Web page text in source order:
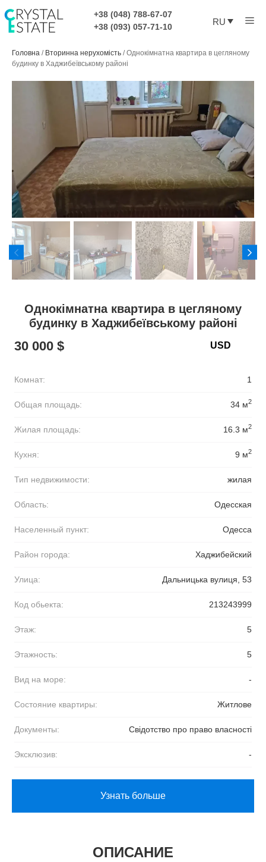
содержимому
+38 (048) 788-67-07
+38 (093) 057-71-10
RU
Головна / Вторинна нерухомість /Однокімнатна квартира в цегляному
будинку в Хаджибеївському районі
Однокімнатна квартира в цегляному
будинку в Хаджибеївському районі
30 000 $
Комнат: 1
Общая площадь: 34 м2
Жилая площадь: 16.3 м2
Кухня: 9 м2
Тип недвижимости: жилая
Область: Одесская
Населенный пункт: Одесса
Район города: Хаджибейский
Улица: Дальницька вулиця, 53
Код обьекта: 213243999
Этаж: 5
Этажность: 5
Вид на море: -
Состояние квартиры: Житлове
Документы: Свідотство про право власності
Эксклюзив: -
Узнать больше
ОПИСАНИЕ